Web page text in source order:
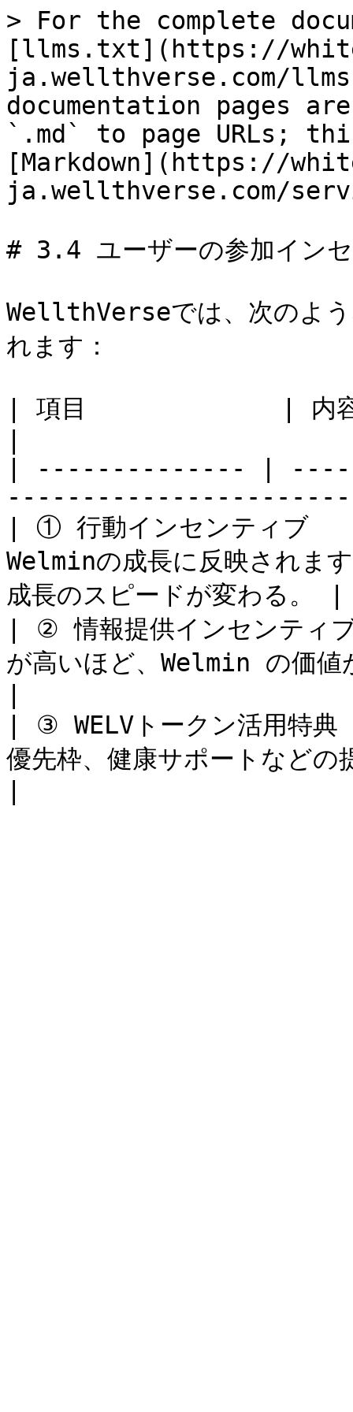
> For the complete
[llms.txt](https://
ja.wellthverse.com/
documentation pages
`.md` to page URLs;
[Markdown](https://
ja.wellthverse.com/
# 3.4 ユーザーの参加イン
WellthVerseでは、次のよう
れます：
| 項目             | 内
| -------------- |
| ① 行動インセンティブ
Welminの成長に反映されま
成長のスピードが変わる。 |
| ② 情報提供インセンティ
が高いほど、Welmin の価値
| ③ WELVトークン活用特
優先枠、健康サポートなどの